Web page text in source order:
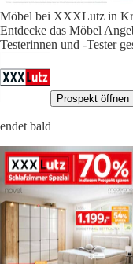
Möbel bei XXXLutz in
Entdecke das Möbel
Testerinnen und -Tester
Prospekt öffnen
endet bald